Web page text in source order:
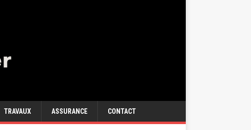
TRAVAUX ASSURANCE CONTACT